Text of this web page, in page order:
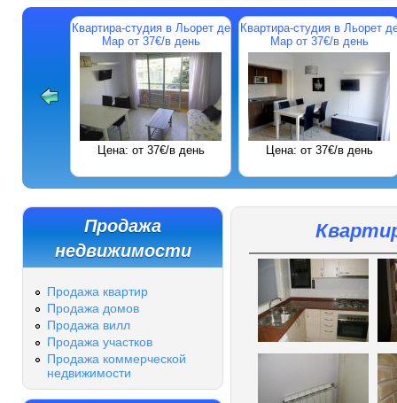
Квартира-студия в Льорет де
Мар от 37€/в день
Цена: от 37€/в день
Квартира-студия в Льорет
Мар от 37€/в день
Цена: от 37€/в день
Продажа
недвижимости
Продажа квартир
Продажа домов
Продажа вилл
Продажа участков
Продажа коммерческой
недвижимости